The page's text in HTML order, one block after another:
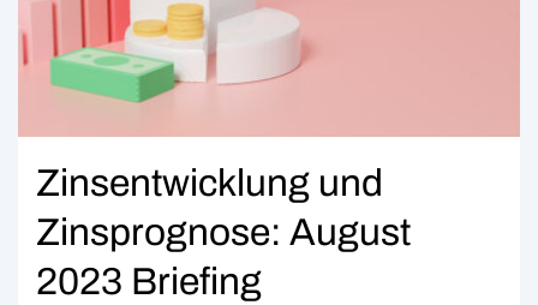
Zinsentwicklung und
Zinsprognose: August
2023 Briefing